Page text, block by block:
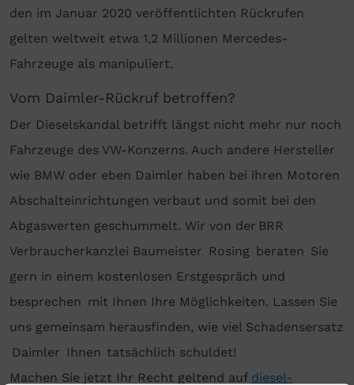
den im Januar 2020 veröffentlichten Rückrufen
gelten weltweit etwa 1,2 Millionen Mercedes-
Fahrzeuge als manipuliert.
Vom Daimler-Rückruf betroffen?
Der Dieselskandal betrifft längst nicht mehr nur noch
Fahrzeuge des VW-Konzerns. Auch andere Hersteller
wie BMW oder eben Daimler haben bei ihren Motoren
Abschalteinrichtungen verbaut und somit bei den
Abgaswerten geschummelt. Wir von der BRR
Verbraucherkanzlei Baumeister Rosing beraten Sie
gern in einem kostenlosen Erstgespräch und
besprechen mit Ihnen Ihre Möglichkeiten. Lassen Sie
uns gemeinsam herausfinden, wie viel Schadensersatz
Daimler Ihnen tatsächlich schuldet!
Machen Sie jetzt Ihr Recht geltend auf diesel-